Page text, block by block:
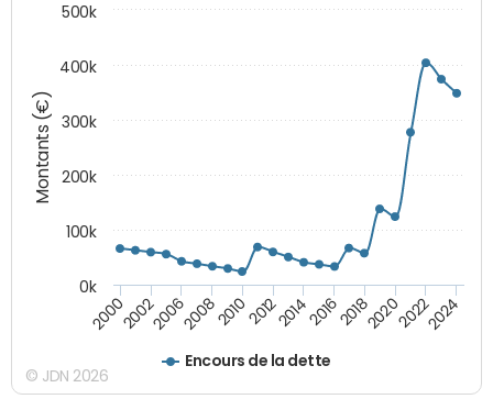
Montants (€)
Encours de la dette
200020022006200820102012201420162018202020222024
0k
100k
200k
300k
400k
500k
© JDN 2026